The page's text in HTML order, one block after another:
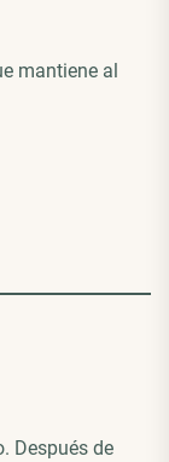
mantiene al
Después de